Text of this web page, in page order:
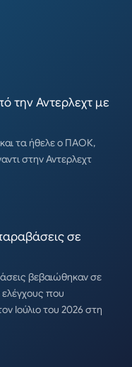
την Αντερλεχτ με
τα ήθελε ο ΠΑΟΚ,
στην Αντερλεχτ
σε
βεβαιώθηκαν σε
που
Ιούλιο του 2026 στη